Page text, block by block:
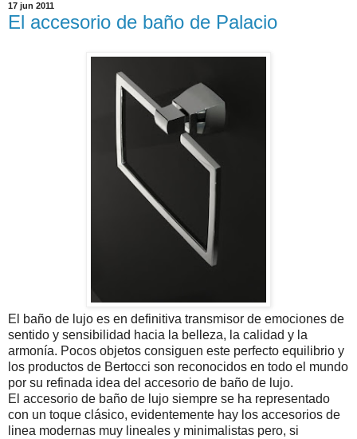
17 jun 2011
El accesorio de baño de Palacio
El baño de lujo es en definitiva transmisor de emociones de
sentido y sensibilidad hacia la belleza, la calidad y la
armonía. Pocos objetos consiguen este perfecto equilibrio y
los productos de Bertocci son reconocidos en todo el mundo
por su refinada idea del accesorio de baño de lujo.
El accesorio de baño de lujo siempre se ha representado
con un toque clásico, evidentemente hay los accesorios de
linea modernas muy lineales y minimalistas pero, si